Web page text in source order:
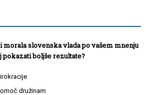
slovenska vlada po vašem mnenju
pokazati boljše rezultate?
družinam